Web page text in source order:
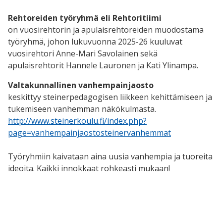
Rehtoreiden työryhmä eli Rehtoritiimi
on vuosirehtorin ja apulaisrehtoreiden muodostama
työryhmä, johon lukuvuonna 2025-26 kuuluvat
vuosirehtori Anne-Mari Savolainen sekä
apulaisrehtorit Hannele Lauronen ja Kati Ylinampa.
Valtakunnallinen vanhempainjaosto
keskittyy steinerpedagogisen liikkeen kehittämiseen ja
tukemiseen vanhemman näkökulmasta.
http://www.steinerkoulu.fi/index.php?
page=vanhempainjaostosteinervanhemmat
Työryhmiin kaivataan aina uusia vanhempia ja tuoreita
ideoita. Kaikki innokkaat rohkeasti mukaan!